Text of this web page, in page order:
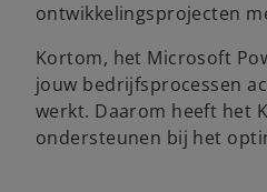
ontwikkelingsprojecten
Kortom, het Microsoft
jouw bedrijfsprocessen
werkt. Daarom heeft het
ondersteunen bij het